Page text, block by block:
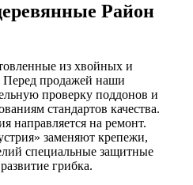
Район
из хвойных и
Перед продажей наши
проверку поддонов и
стандартов качества.
направляется на ремонт.
заменяют крепежи,
специальные защитные
грибка.